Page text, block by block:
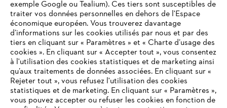
Questions / Réponses
Service
VOTRE NAVIGATEUR INTERNET
N'EST PLUS PRIS EN CHARGE
exemple Google ou Tealium). Ces tiers sont susceptibles de
traiter vos données personnelles en dehors de l'Espace
économique européen. Vous trouverez davantage
d’informations sur les cookies utilisés par nous et par des
tiers en cliquant sur « Paramètres » et « Charte d’usage des
cookies ». En cliquant sur « Accepter tout », vous consentez
à l'utilisation des cookies statistiques et de marketing ainsi
qu’aux traitements de données associées. En cliquant sur «
Rejeter tout », vous refusez l'utilisation des cookies
statistiques et de marketing. En cliquant sur « Paramètres »,
vous pouvez accepter ou refuser les cookies en fonction de